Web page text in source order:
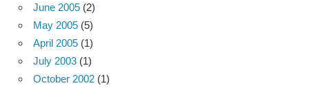
June 2005 (2)
May 2005 (5)
April 2005 (1)
July 2003 (1)
October 2002 (1)